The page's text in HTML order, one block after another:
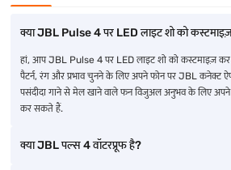
क्या JBL Pulse 4 पर LED लाइट शो को
हां, आप JBL Pulse 4 पर LED लाइट शो को कस्टमाइज़
पैटर्न, रंग और प्रभाव चुनने के लिए अपने फोन पर JBL कनेक्ट
पसंदीदा गाने से मेल खाने वाले फन विजुअल अनुभव के लिए
कर सकते हैं.
क्या JBL पल्स 4 वॉटरप्रूफ है?